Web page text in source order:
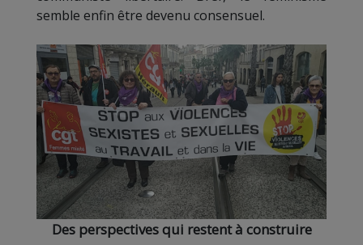
semble enfin être devenu consensuel.
Des perspectives qui restent à construire